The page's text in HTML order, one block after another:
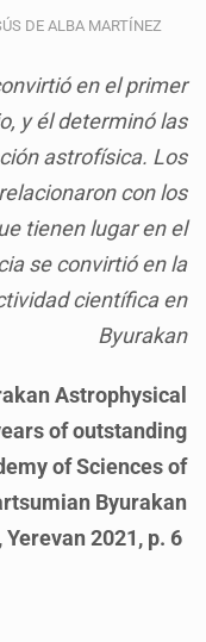
DE ALBA MARTÍNEZ
en el primer
y él determinó las
astrofísica. Los
con los
tienen lugar en el
se convirtió en la
científica en
Byurakan
Astrophysical
of outstanding
of Sciences of
Byurakan
2021, p. 6